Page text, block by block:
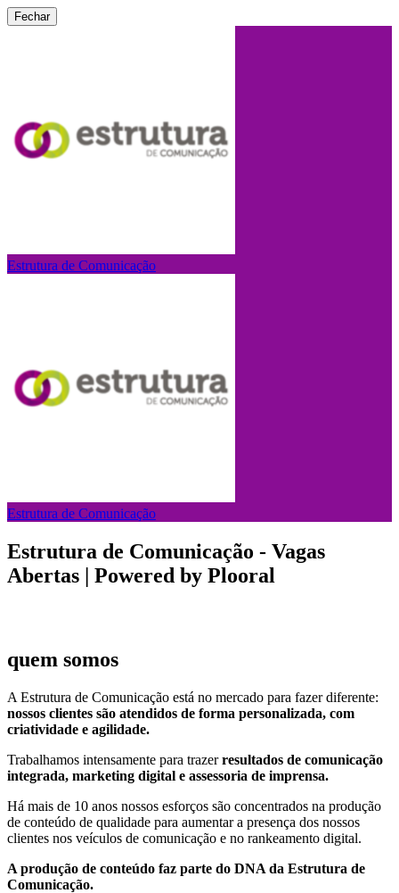
Fechar
Estrutura de Comunicação
Estrutura de Comunicação
Estrutura de Comunicação - Vagas
Abertas | Powered by Plooral
quem somos
A Estrutura de Comunicação está no mercado para fazer diferente:
nossos clientes são atendidos de forma personalizada, com
criatividade e agilidade.
Trabalhamos intensamente para trazerresultados de comunicação
integrada, marketing digital e assessoria de imprensa.
Há mais de 10 anos nossos esforços são concentrados na produção
de conteúdo de qualidade para aumentar a presença dos nossos
clientes nos veículos de comunicação e no rankeamento digital.
A produção de conteúdo faz parte do DNA da Estrutura de
Comunicação.